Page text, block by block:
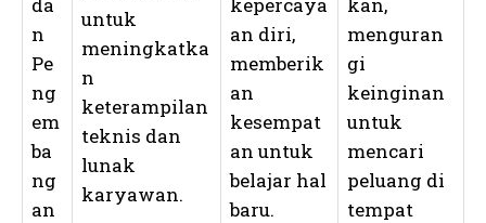
n
Pe
ng
em
ba
ng
an
untuk
meningkatka
n
keterampilan
teknis dan
lunak
karyawan.
an diri,
memberik
an
kesempat
an untuk
belajar hal
baru.
menguran
gi
keinginan
untuk
mencari
peluang di
tempat